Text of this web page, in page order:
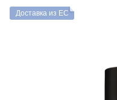
Доставка из ЕС